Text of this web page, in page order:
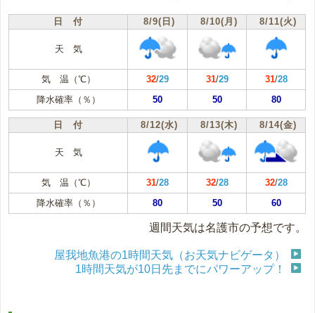
日 付 8/9(日) 8/10(月) 8/11(火)
天 気
気 温（℃） 32/29 31/29 31/28
降水確率（％）
50 50 80
日 付 8/12(水) 8/13(木) 8/14(金)
天 気
気 温（℃） 31/28 32/28 32/28
降水確率（％）
80 50 60
週間天気は名護市の予想です。
屋我地魚港の1時間天気（お天気ナビゲータ）
1時間天気が10日先までにパワーアップ！